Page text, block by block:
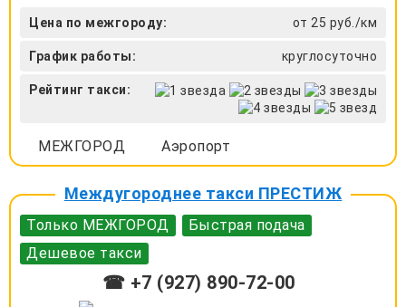
Цена по межгороду: от 25 руб./км
График работы: круглосуточно
Рейтинг такси:
МЕЖГОРОД Аэропорт
Междугороднее такси ПРЕСТИЖ
Только МЕЖГОРОД
Быстрая подача
Дешевое такси
☎ +7 (927) 890-72-00